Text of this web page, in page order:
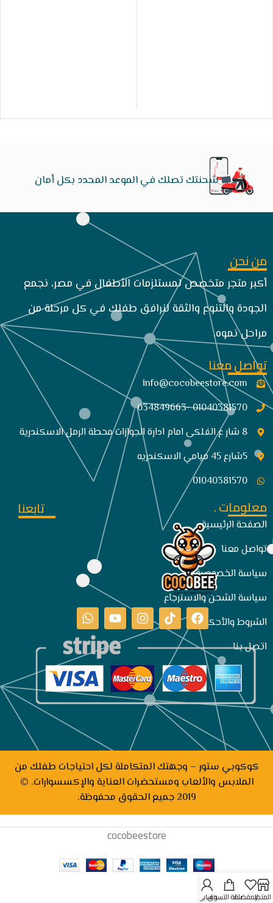
شحنتك تصلك في الموعد المحدد بكل أمان
من نحن
أكبر متجر متخصص لمستلزمات الأطفال في مصر، نجمع
الجودة والتنوع والثقة لنرافق طفلك في كل مرحلة من
مراحل نموه.
تواصل معنا
info@cocobeestore.com​
01040381570 -034849663
8 شار ع الفلكى امام ادارة الجوازات محطة الرمل الاسكندرية
5شارع 45 ميامي الاسكندريه
01040381570
معلومات .
الصفحة الرئيسية
تواصل معنا
سياسة الخصوصية
سياسة الشحن والاسترجاع
الشروط والأحكام
اتصل بنا
تابعنا
كوكوبي ستور – وجهتك المتكاملة لكل احتياجات طفلك من
الملابس والألعاب ومستحضرات العناية والإكسسوارات. ©
2019 جميع الحقوق محفوظة.
cocobeestore
المتجرالمفضلةسلة التسوق
حسابي